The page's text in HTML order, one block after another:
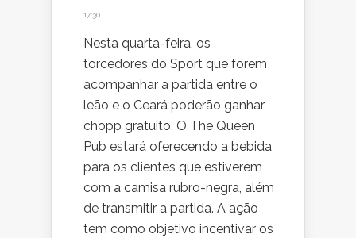
17:30
Nesta quarta-feira, os
torcedores do Sport que forem
acompanhar a partida entre o
leão e o Ceará poderão ganhar
chopp gratuito. O The Queen
Pub estará oferecendo a bebida
para os clientes que estiverem
com a camisa rubro-negra, além
de transmitir a partida. A ação
tem como objetivo incentivar os